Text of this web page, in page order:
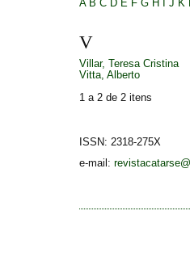
A B C D E F G H J K
V
Villar, Teresa Cristina
Vitta, Alberto
1 a 2 de 2 itens
ISSN: 2318-275X
e-mail: